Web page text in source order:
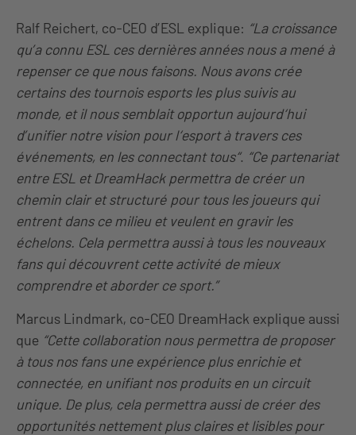
Ralf Reichert, co-CEO d’ESL explique: “La croissance
qu’a connu ESL ces dernières années nous a mené à
repenser ce que nous faisons. Nous avons crée
certains des tournois esports les plus suivis au
monde, et il nous semblait opportun aujourd‘hui
d’unifier notre vision pour l‘esport à travers ces
événements, en les connectant tous“. “Ce partenariat
entre ESL et DreamHack permettra de créer un
chemin clair et structuré pour tous les joueurs qui
entrent dans ce milieu et veulent en gravir les
échelons. Cela permettra aussi à tous les nouveaux
fans qui découvrent cette activité de mieux
comprendre et aborder ce sport.”
Marcus Lindmark, co-CEO DreamHack explique aussi
que “Cette collaboration nous permettra de proposer
à tous nos fans une expérience plus enrichie et
connectée, en unifiant nos produits en un circuit
unique. De plus, cela permettra aussi de créer des
opportunités nettement plus claires et lisibles pour